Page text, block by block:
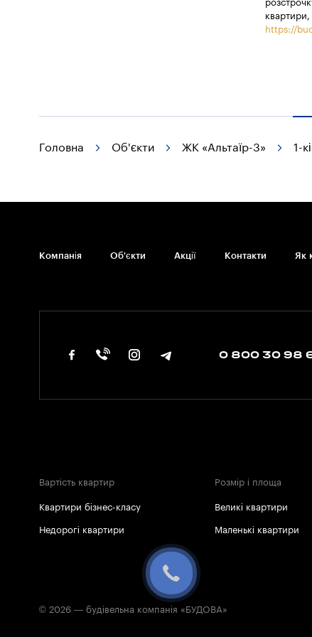
квартири,
https://
Головна Об'єкти ЖК «Альтаїр-3» 1-
Компанія Об'єкти Акції Контакти Як
0 800 30 98
Вартість квартир
Квартири бізнес-класу
Недорогі квартири
Розмір і площа
Великі квартири
Маленькі квартири
© 2026 — будівельна компанія «БУДОВА»